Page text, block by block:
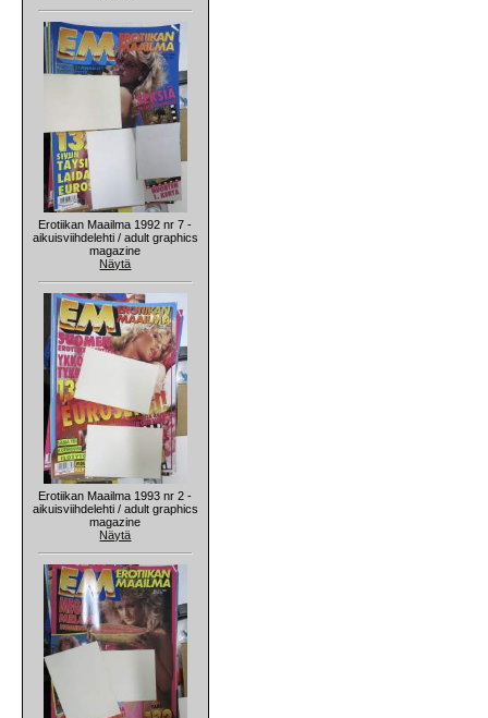
Erotiikan Maailma 1992 nr 7 -
aikuisviihdelehti / adult graphics
magazine
Näytä
Erotiikan Maailma 1993 nr 2 -
aikuisviihdelehti / adult graphics
magazine
Näytä